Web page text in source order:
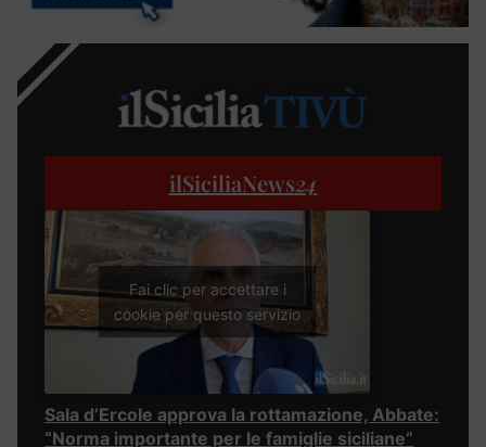
ilSiciliaNews24
Fai clic per accettare i
cookie per questo servizio
Sala d’Ercole approva la rottamazione, Abbate:
“Norma importante per le famiglie siciliane”